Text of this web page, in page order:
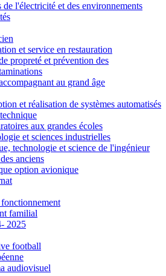
de l'électricité et des environnements
et service en restauration
propreté et prévention des
au grand âge
et réalisation de systèmes automatisés
aux grandes écoles
et sciences industrielles
technologie et science de l'ingénieur
anciens
option avionique
familial
2025
football
audiovisuel